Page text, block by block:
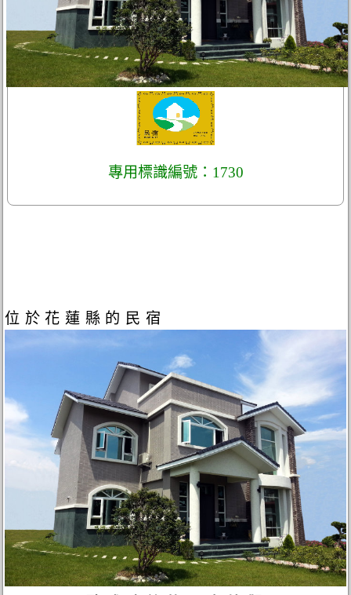
專用標識編號：1730
位於花蓮縣的民宿